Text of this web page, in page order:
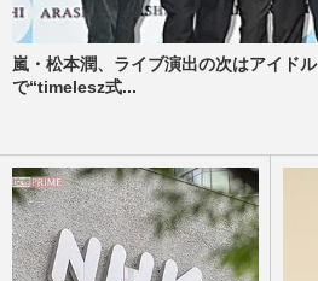
嵐・松本潤、ライブ演出の次はアイド
で“timelesz式...